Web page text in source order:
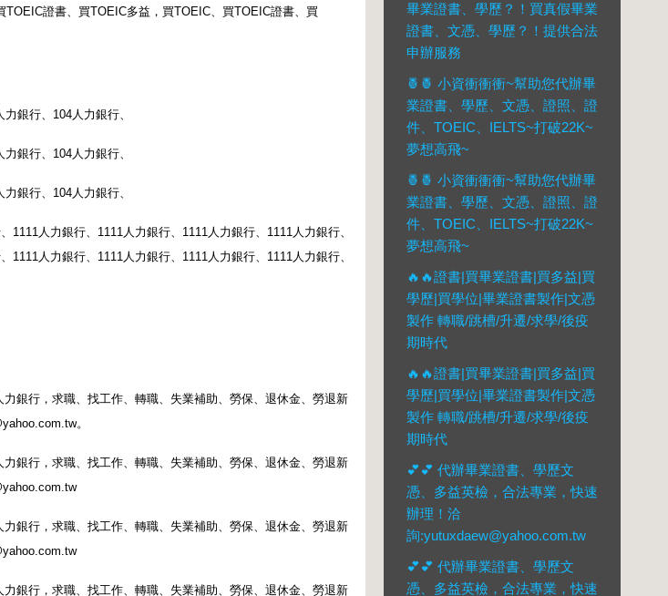
TOEIC證書、買TOEIC多益，買TOEIC、買TOEIC證書、買
力銀行、 104人力銀行、
力銀行、 104人力銀行、
力銀行、 104人力銀行、
1111人力銀行、 1111人力銀行、 1111人力銀行、 1111人力銀行、
1111人力銀行、 1111人力銀行、 1111人力銀行、 1111人力銀行、
力銀行 ，求職、找工作、轉職、失業補助、勞保、退休金、勞退新
。
力銀行 ，求職、找工作、轉職、失業補助、勞保、退休金、勞退新
力銀行 ，求職、找工作、轉職、失業補助、勞保、退休金、勞退新
力銀行 ，求職、找工作、轉職、失業補助、勞保、退休金、勞退新
畢業證書、學歷？！買真假畢業
證書、文憑、學歷？！提供合法
申辦服務
🍍🍍 小資衝衝衝~幫助您代辦畢
業證書、學歷、文憑、證照、證
件、TOEIC、IELTS~打破22K~
夢想高飛~
🍍🍍 小資衝衝衝~幫助您代辦畢
業證書、學歷、文憑、證照、證
件、TOEIC、IELTS~打破22K~
夢想高飛~
🔥🔥證書|買畢業證書|買多益|買
學歷|買學位|畢業證書製作|文憑
製作 轉職/跳槽/升遷/求學/後疫
期時代
🔥🔥證書|買畢業證書|買多益|買
學歷|買學位|畢業證書製作|文憑
製作 轉職/跳槽/升遷/求學/後疫
期時代
💕💕 代辦畢業證書、學歷文
憑、多益英檢，合法專業，快速
辦理！洽
詢:yutuxdaew@yahoo.com.tw
💕💕 代辦畢業證書、學歷文
憑、多益英檢，合法專業，快速